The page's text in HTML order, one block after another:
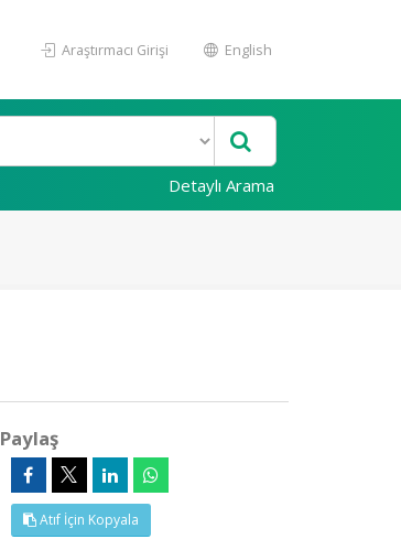
Araştırmacı Girişi English
Detaylı Arama
Paylaş
Atıf İçin Kopyala